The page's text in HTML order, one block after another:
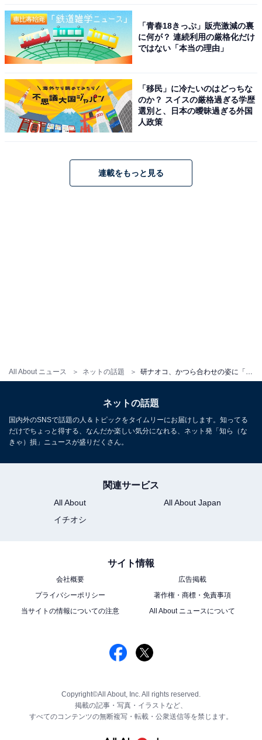
All About ニュース ネットの話題
「青春18きっぷ」販売激減の裏
に何が？ 連続利用の厳格化だけ
ではない「本当の理由」
「移民」に冷たいのはどっちな
のか？ スイスの厳格過ぎる学歴
選別と、日本の曖昧過ぎる外国
人政策
連載をもっと見る
ネットの話題
国内外のSNSで話題の人＆トピックをタイムリーにお届けします。知ってる
だけでちょっと得する、なんだか楽しい気分になれる、ネット発「知ら（な
きゃ）損」ニュースが盛りだくさん。
関連サービス
All About
All About Japan
イチオシ
サイト情報
会社概要
広告掲載
プライバシーポリシー
著作権・商標・免責事項
当サイトの情報についての注意
All About ニュースについて
Copyright©All About, Inc. All rights reserved.
掲載の記事・写真・イラストなど、
すべてのコンテンツの無断複写・転載・公衆送信等を禁じます。